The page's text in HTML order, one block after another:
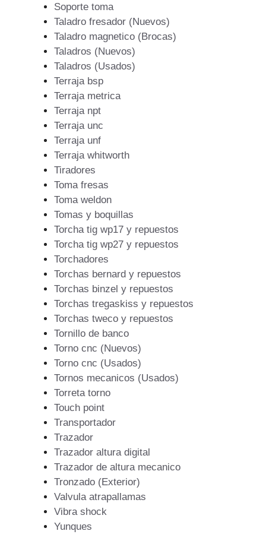
Soporte toma
Taladro fresador (Nuevos)
Taladro magnetico (Brocas)
Taladros (Nuevos)
Taladros (Usados)
Terraja bsp
Terraja metrica
Terraja npt
Terraja unc
Terraja unf
Terraja whitworth
Tiradores
Toma fresas
Toma weldon
Tomas y boquillas
Torcha tig wp17 y repuestos
Torcha tig wp27 y repuestos
Torchadores
Torchas bernard y repuestos
Torchas binzel y repuestos
Torchas tregaskiss y repuestos
Torchas tweco y repuestos
Tornillo de banco
Torno cnc (Nuevos)
Torno cnc (Usados)
Tornos mecanicos (Usados)
Torreta torno
Touch point
Transportador
Trazador
Trazador altura digital
Trazador de altura mecanico
Tronzado (Exterior)
Valvula atrapallamas
Vibra shock
Yunques